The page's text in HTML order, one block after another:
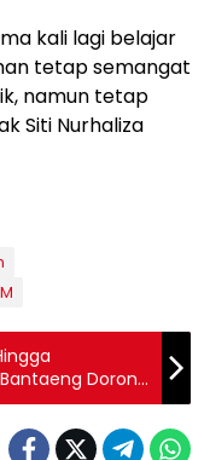
kali lagi belajar
tetap semangat
namun tetap
Siti Nurhaliza
Bantaeng Dorong